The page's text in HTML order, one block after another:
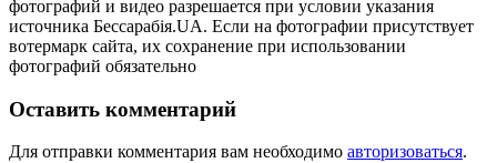
фотографий и видео разрешается при условии указания
источника Бессарабія.UA. Если на фотографии присутствует
вотермарк сайта, их сохранение при использовании
фотографий обязательно
Оставить комментарий
Для отправки комментария вам необходимо авторизоваться.